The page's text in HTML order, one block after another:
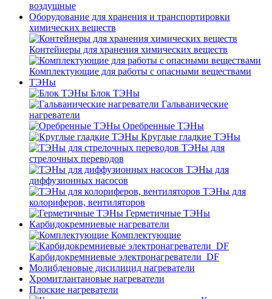
воздушные
Оборудование для хранения и транспортировки
химических веществ
Контейнеры для хранения химических веществ
Комплектующие для работы с опасными веществами
ТЭНы
Блок ТЭНы
Гальванические
нагреватели
Оребренные ТЭНы
Круглые гладкие ТЭНы
ТЭНы для
стрелочных переводов
ТЭНы для
диффузионных насосов
ТЭНы для
колориферов, вентиляторов
Герметичные ТЭНы
Карбидокремниевые нагреватели
Комплектующие
Карбидокремниевые электронагреватели_DF
Молибденовые дисилицид нагреватели
Хромитлантановые нагреватели
Плоские нагреватели